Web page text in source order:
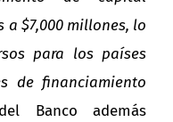
a $7,000 millones, lo
para los países
de financiamiento
Banco además